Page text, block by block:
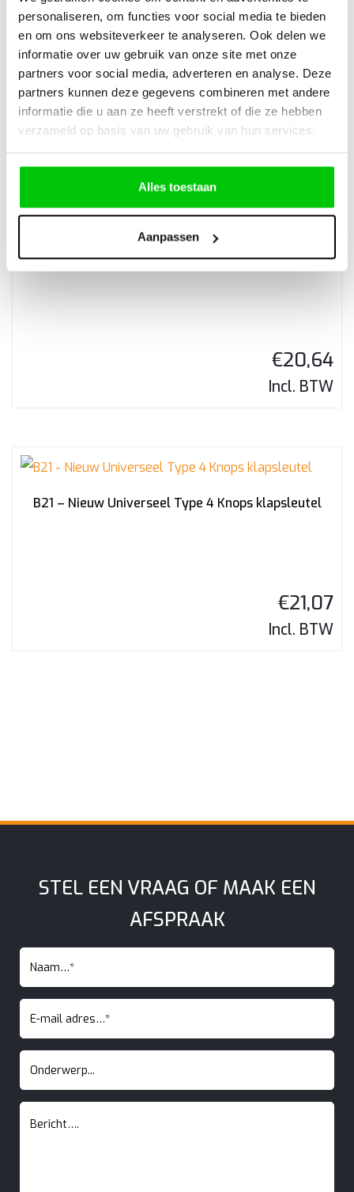
personaliseren, om functies voor social media te bieden
en om ons websiteverkeer te analyseren. Ook delen we
informatie over uw gebruik van onze site met onze
partners voor social media, adverteren en analyse. Deze
partners kunnen deze gegevens combineren met andere
informatie die u aan ze heeft verstrekt of die ze hebben
verzameld op basis van uw gebruik van hun services.
Alles toestaan
Aanpassen
BK002 – Geavanceerde motormerkendiagnose,
BMW-motormerken Sleutelprogrammering
€847,00
Giulietta Mito 3 Knops klapsleutel behuizing
€20,64
Incl. BTW
B21 – Nieuw Universeel Type 4 Knops klapsleutel
€21,07
Incl. BTW
STEL EEN VRAAG OF MAAK EEN
AFSPRAAK